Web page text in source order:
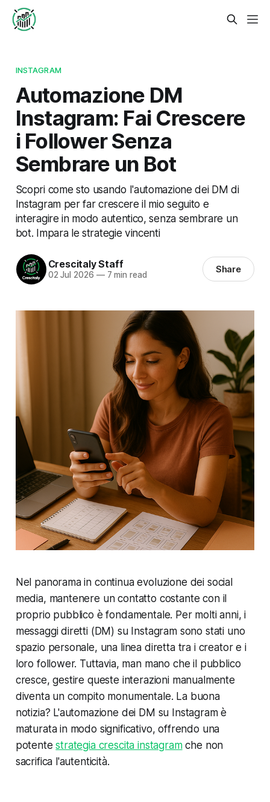
INSTAGRAM
Automazione DM
Instagram: Fai Crescere
i Follower Senza
Sembrare un Bot
Scopri come sto usando l'automazione dei DM di
Instagram per far crescere il mio seguito e
interagire in modo autentico, senza sembrare un
bot. Impara le strategie vincenti
Crescitaly Staff
02 Jul 2026 —7 min read Share
Nel panorama in continua evoluzione dei social
media, mantenere un contatto costante con il
proprio pubblico è fondamentale. Per molti anni, i
messaggi diretti (DM) su Instagram sono stati uno
spazio personale, una linea diretta tra i creator e i
loro follower. Tuttavia, man mano che il pubblico
cresce, gestire queste interazioni manualmente
diventa un compito monumentale. La buona
notizia? L'automazione dei DM su Instagram è
maturata in modo significativo, offrendo una
potentestrategia crescita instagramche non
sacrifica l'autenticità.